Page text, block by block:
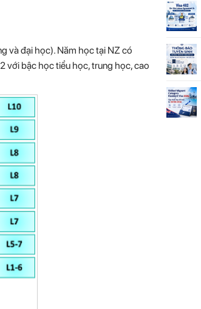
và đại học). Năm học tại NZ có
với bậc học tiểu học, trung học, cao